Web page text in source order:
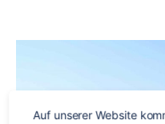
Auf unserer Website